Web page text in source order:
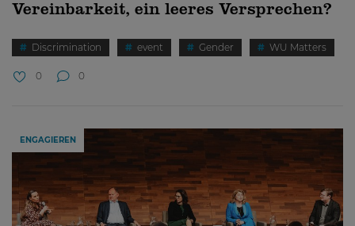
Vereinbarkeit, ein leeres Versprechen?
Discrimination event Gender WU Matters
0 0
ENGAGIEREN